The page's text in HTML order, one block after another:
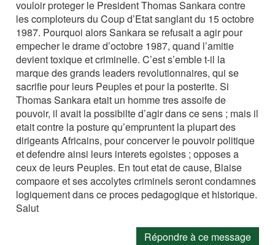
vouloir proteger le President Thomas Sankara contre
les comploteurs du Coup d’Etat sanglant du 15 octobre
1987. Pourquoi alors Sankara se refusait a agir pour
empecher le drame d’octobre 1987, quand l’amitie
devient toxique et criminelle. C’est s’emble t-il la
marque des grands leaders revolutionnaires, qui se
sacrifie pour leurs Peuples et pour la posterite. Si
Thomas Sankara etait un homme tres assoife de
pouvoir, il avait la possibilte d’agir dans ce sens ; mais il
etait contre la posture qu’empruntent la plupart des
dirigeants Africains, pour concerver le pouvoir politique
et defendre ainsi leurs interets egoistes ; opposes a
ceux de leurs Peuples. En tout etat de cause, Blaise
compaore et ses accolytes criminels seront condamnes
logiquement dans ce proces pedagogique et historique.
Salut
Répondre à ce message